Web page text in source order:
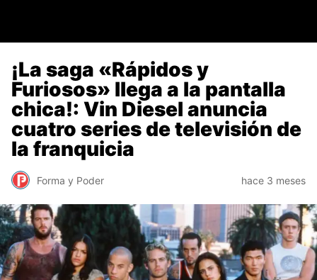
¡La saga «Rápidos y
Furiosos» llega a la pantalla
chica!: Vin Diesel anuncia
cuatro series de televisión de
la franquicia
Forma y Poder hace 3 meses